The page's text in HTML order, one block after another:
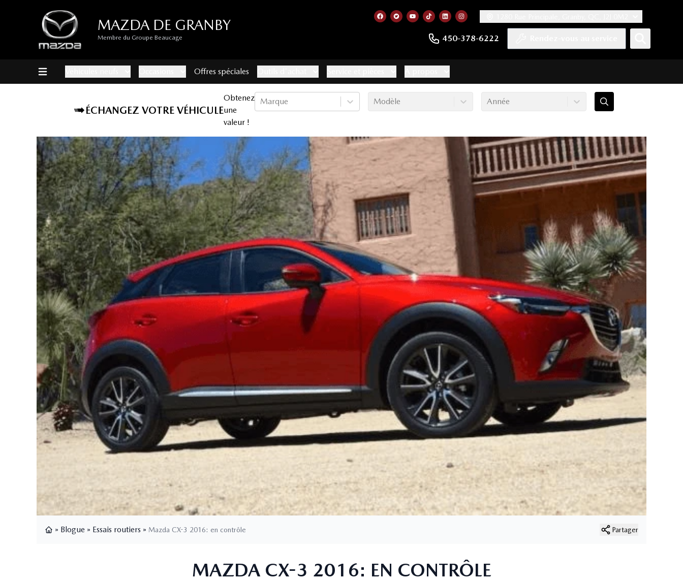
MAZDA DE GRANBY
Membre du Groupe Beaucage 450-378-6222
Lien vers notre page facebook
Lien vers notre compte Twitter
Lien vers notre chaîne YouTube
Lien vers notre compte Tiktok
Lien vers notre compte LinkedIn
Lien vers notre compte Instagram
Offres spéciales
ÉCHANGEZ VOTRE VÉHICULE
Obtenez
une
valeur !
Marque Modèle Année
» Blogue » Essais routiers » Mazda CX-3 2016: en contrôle Partager
MAZDA CX-3 2016: EN CONTRÔLE